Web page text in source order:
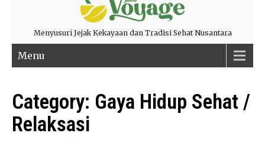
Menyusuri Jejak Kekayaan dan Tradisi Sehat Nusantara
Menu
Category: Gaya Hidup Sehat /
Relaksasi